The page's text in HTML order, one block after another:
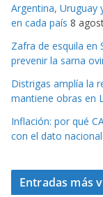
i
a
s
Argentina, Uruguay
en cada país 8
Zafra de esquila en
prevenir la sarna
Distrigas amplía la
mantiene obras en
Inflación: por qué
con el dato
Entradas más